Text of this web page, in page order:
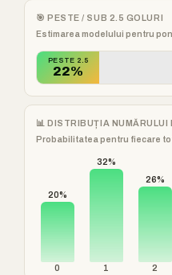
🎯 PESTE / SUB 2.5 GOLURI
Estimarea modelului pentru
PESTE 2.5
22%
📊 DISTRIBUȚIA NUMĂRULUI
Probabilitatea pentru fiecare
20%
0
32%
1
26%
2